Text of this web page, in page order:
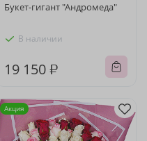
Букет-гигант "Андромеда"
В наличии
19 150 ₽
Акция